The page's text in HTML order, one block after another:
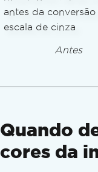
Antes
Quando
cores da